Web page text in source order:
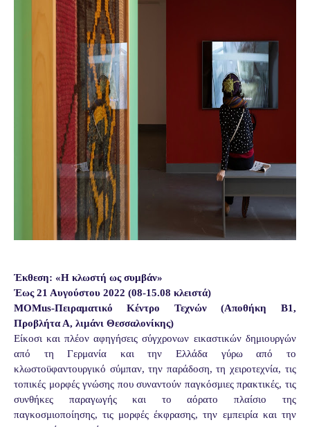
Έκθεση: «Η κλωστή ως συμβάν»
Έως 21 Αυγούστου 2022 (08-15.08 κλειστά)
MOMus-Πειραματικό Κέντρο Τεχνών (Αποθήκη Β1,
Προβλήτα Α, λιμάνι Θεσσαλονίκης)
Είκοσι και πλέον αφηγήσεις σύγχρονων εικαστικών δημιουργών
από τη Γερμανία και την Ελλάδα γύρω από το
κλωστοϋφαντουργικό σύμπαν, την παράδοση, τη χειροτεχνία, τις
τοπικές μορφές γνώσης που συναντούν παγκόσμιες πρακτικές, τις
συνθήκες παραγωγής και το αόρατο πλαίσιο της
παγκοσμιοποίησης, τις μορφές έκφρασης, την εμπειρία και την